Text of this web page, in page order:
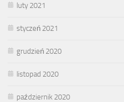
luty 2021
styczeń 2021
grudzień 2020
listopad 2020
październik 2020